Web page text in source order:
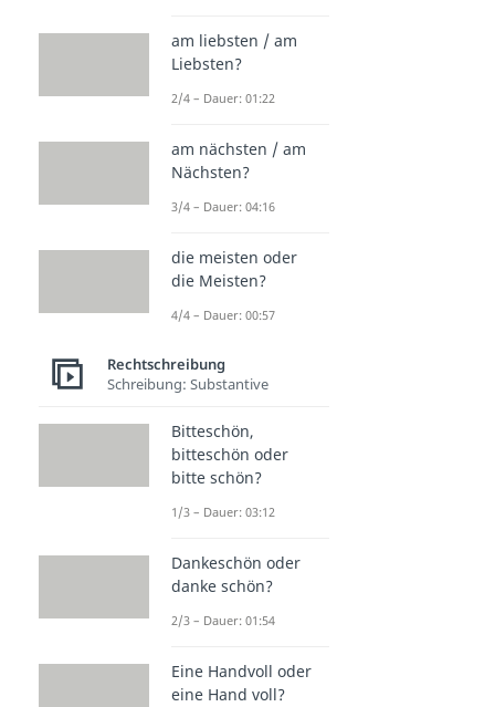
am liebsten / am
Liebsten?
2/4 – Dauer: 01:22
am nächsten / am
Nächsten?
3/4 – Dauer: 04:16
die meisten oder
die Meisten?
4/4 – Dauer: 00:57
Rechtschreibung
Schreibung: Substantive
Bitteschön,
bitteschön oder
bitte schön?
1/3 – Dauer: 03:12
Dankeschön oder
danke schön?
2/3 – Dauer: 01:54
Eine Handvoll oder
eine Hand voll?